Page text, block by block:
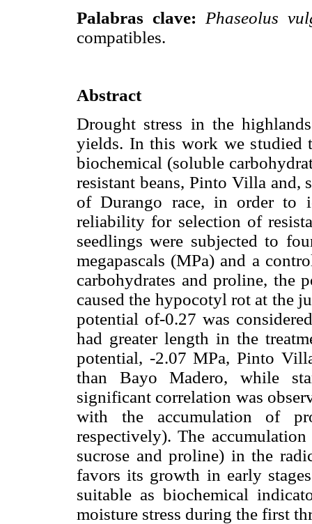
Palabras clave:
Phaseolus
compatibles.
Abstract
Drought stress in the
yields. In this work we studied
biochemical (soluble
resistant beans, Pinto Villa and,
of Durango race, in order to
reliability for selection of
seedlings were subjected to
megapascals (MPa) and a
carbohydrates and proline, the
caused the hypocotyl rot at the
potential of-0.27 was
had greater length in the
potential, -2.07 MPa, Pinto
than Bayo Madero, while
significant correlation was
with the accumulation of
respectively). The
sucrose and proline) in the
favors its growth in early
suitable as biochemical
moisture stress during the first